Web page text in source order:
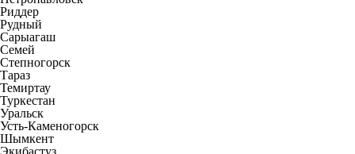
Риддер
Рудный
Сарыагаш
Семей
Степногорск
Тараз
Темиртау
Туркестан
Уральск
Усть-Каменогорск
Шымкент
Экибастуз